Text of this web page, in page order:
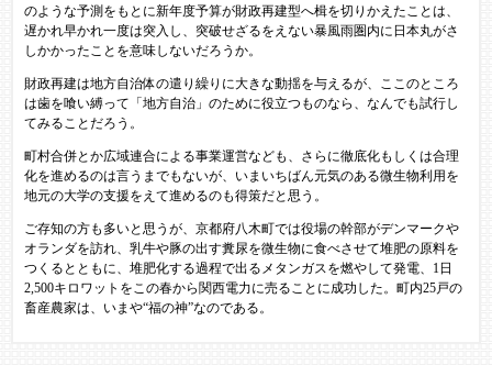
のような予測をもとに新年度予算が財政再建型へ楫を切りかえたことは、
遅かれ早かれ一度は突入し、突破せざるをえない暴風雨圏内に日本丸がさ
しかかったことを意味しないだろうか。
財政再建は地方自治体の遣り繰りに大きな動揺を与えるが、ここのところ
は歯を喰い縛って「地方自治」のために役立つものなら、なんでも試行し
てみることだろう。
町村合併とか広域連合による事業運営なども、さらに徹底化もしくは合理
化を進めるのは言うまでもないが、いまいちばん元気のある微生物利用を
地元の大学の支援をえて進めるのも得策だと思う。
ご存知の方も多いと思うが、京都府八木町では役場の幹部がデンマークや
オランダを訪れ、乳牛や豚の出す糞尿を微生物に食べさせて堆肥の原料を
つくるとともに、堆肥化する過程で出るメタンガスを燃やして発電、1日
2,500キロワットをこの春から関西電力に売ることに成功した。町内25戸の
畜産農家は、いまや“福の神”なのである。